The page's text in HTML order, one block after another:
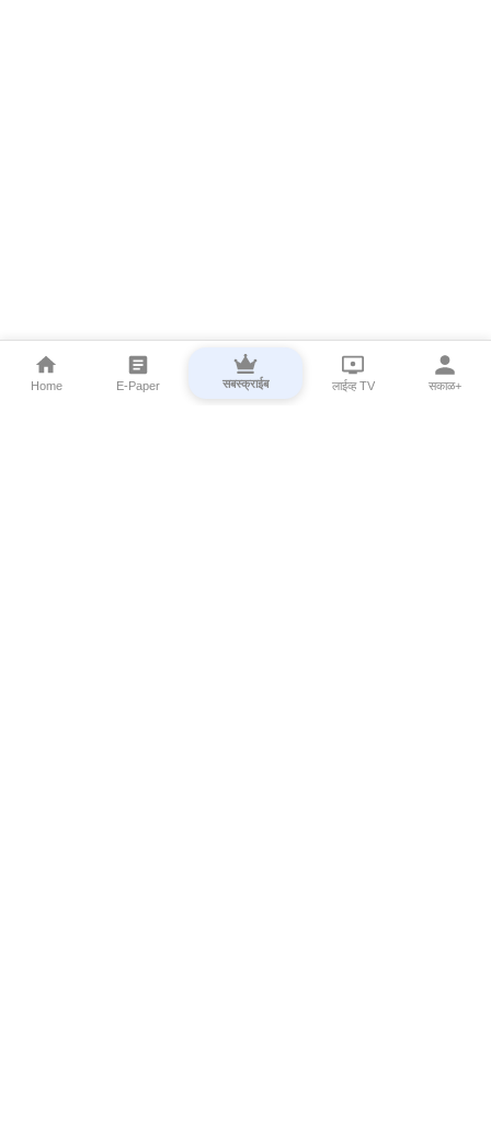
Home E-Paper सबस्क्राईब लाईव्ह TV सकाळ+